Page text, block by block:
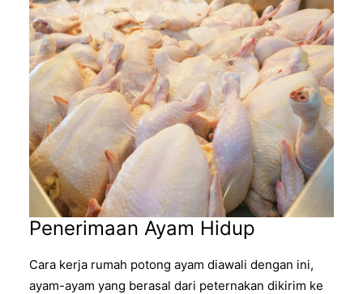
Penerimaan Ayam Hidup
Cara kerja rumah potong ayam diawali dengan ini,
ayam-ayam yang berasal dari peternakan dikirim ke